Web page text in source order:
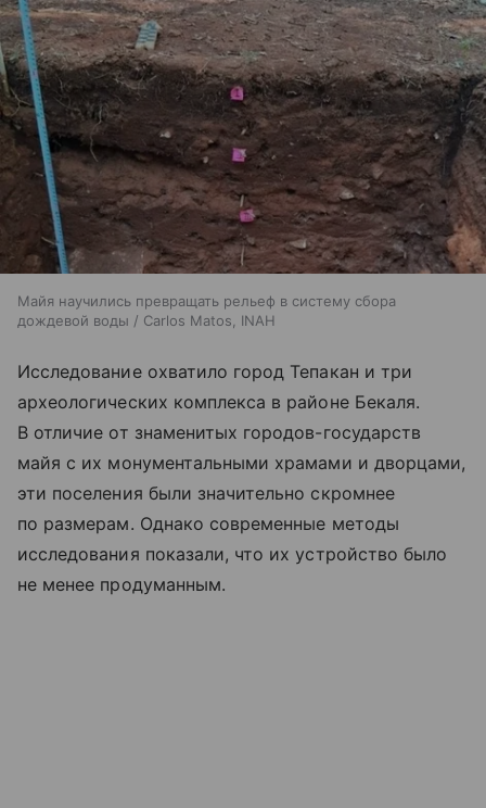
Майя научились превращать рельеф в систему сбора
дождевой воды / Carlos Matos, INAH
Исследование охватило город Тепакан и три
археологических комплекса в районе Бекаля.
В отличие от знаменитых городов-государств
майя с их монументальными храмами и дворцами,
эти поселения были значительно скромнее
по размерам. Однако современные методы
исследования показали, что их устройство было
не менее продуманным.